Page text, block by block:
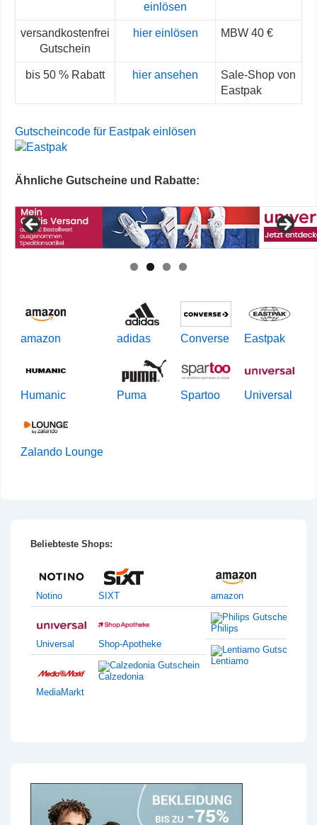
einlösen
versandkostenfrei
Gutschein
hier einlösen MBW 40 €
bis 50 % Rabatt hier ansehen
Sale-Shop von
Eastpak
Gutscheincode für Eastpak einlösen
Ähnliche Gutscheine und Rabatte:
amazon adidas Converse Eastpak
Humanic Puma Spartoo Universal
Zalando Lounge
Beliebteste Shops:
Notino
Universal
MediaMarkt
SIXT
Shop-Apotheke
Calzedonia
amazon
Philips
Lentiamo